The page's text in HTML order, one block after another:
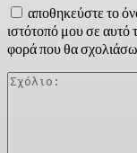
αποθηκεύστε το
ιστότοπό μου σε αυτό
φορά που θα